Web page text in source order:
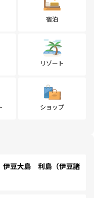
宿泊
リゾート
ショップ
豆大島 利島（伊豆諸